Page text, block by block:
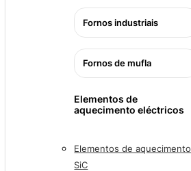
Fornos industriais
Fornos de mufla
Elementos de
aquecimento eléctricos
Elementos de aquecimento
SiC